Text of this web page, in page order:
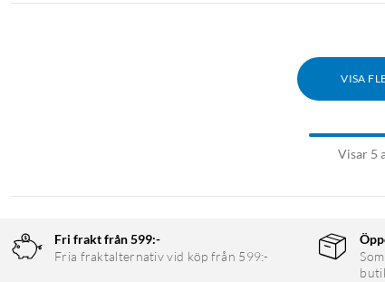
VISA
Visar 5
Fri frakt från 599:-
Fria fraktalternativ vid köp från 599:-